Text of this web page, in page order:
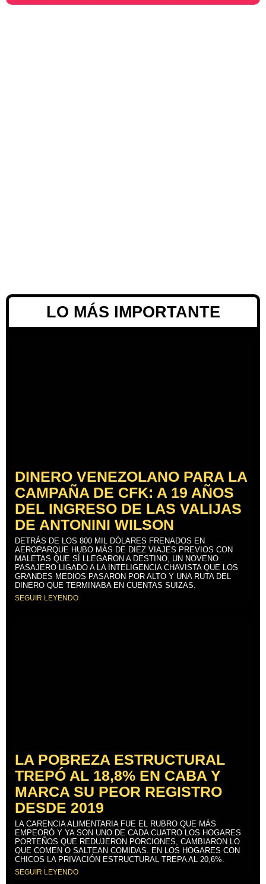
LO MÁS IMPORTANTE
DINERO VENEZOLANO PARA LA
CAMPAÑA DE CFK: A 19 AÑOS
DEL INGRESO DE LAS VALIJAS
DE ANTONINI WILSON
DETRÁS DE LOS 800 MIL DÓLARES FRENADOS EN
AEROPARQUE HUBO MÁS DE DIEZ VIAJES PREVIOS CON
MALETAS QUE SÍ LLEGARON A DESTINO, UN NOVENO
PASAJERO LIGADO A LA INTELIGENCIA CHAVISTA QUE LOS
GRANDES MEDIOS PASARON POR ALTO Y UNA RUTA DEL
DINERO QUE TERMINABA EN CUENTAS SUIZAS.
SEGUIR LEYENDO
LA POBREZA ESTRUCTURAL
TREPÓ AL 18,8% EN CABA Y
MARCA SU PEOR REGISTRO
DESDE 2019
LA CARENCIA ALIMENTARIA FUE EL RUBRO QUE MÁS
EMPEORÓ Y YA SON UNO DE CADA CUATRO LOS HOGARES
PORTEÑOS QUE REDUJERON PORCIONES, CAMBIARON LO
QUE COMEN O SALTEAN COMIDAS. EN LOS HOGARES CON
CHICOS LA PRIVACIÓN ESTRUCTURAL TREPA AL 20,6%.
SEGUIR LEYENDO